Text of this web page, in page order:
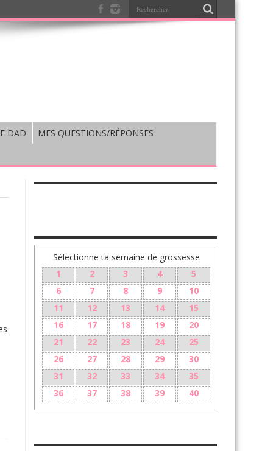
DAD
MES QUESTIONS/RÉPONSES
Sélectionne ta semaine de grossesse
1
2 3 4
5
6
7 8 9
10
11
12 13 14
15
16
17 18 19
20
21
22 23 24
25
26
27 28 29
30
31
32 33 34
35
36
37 38 39 40